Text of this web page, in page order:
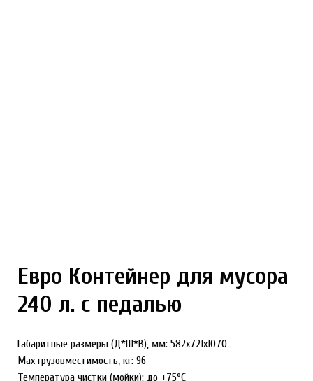
Евро Контейнер для мусора
240 л. с педалью
Габаритные размеры (Д*Ш*В), мм: 582x721x1070
Max грузовместимость, кг: 96
Температура чистки (мойки): до +75°С